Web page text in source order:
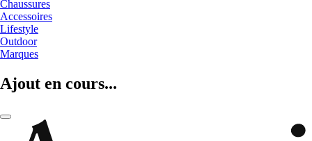
Chaussures
Accessoires
Lifestyle
Outdoor
Marques
Ajout en cours...